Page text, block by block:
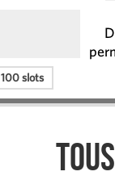
100 slots